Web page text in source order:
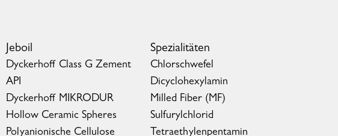
Jeboil
Dyckerhoff Class G Zement
API
Dyckerhoff MIKRODUR
Hollow Ceramic Spheres
Polyanionische Cellulose
Spezialitäten
Chlorschwefel
Dicyclohexylamin
Milled Fiber (MF)
Sulfurylchlorid
Tetraethylenpentamin